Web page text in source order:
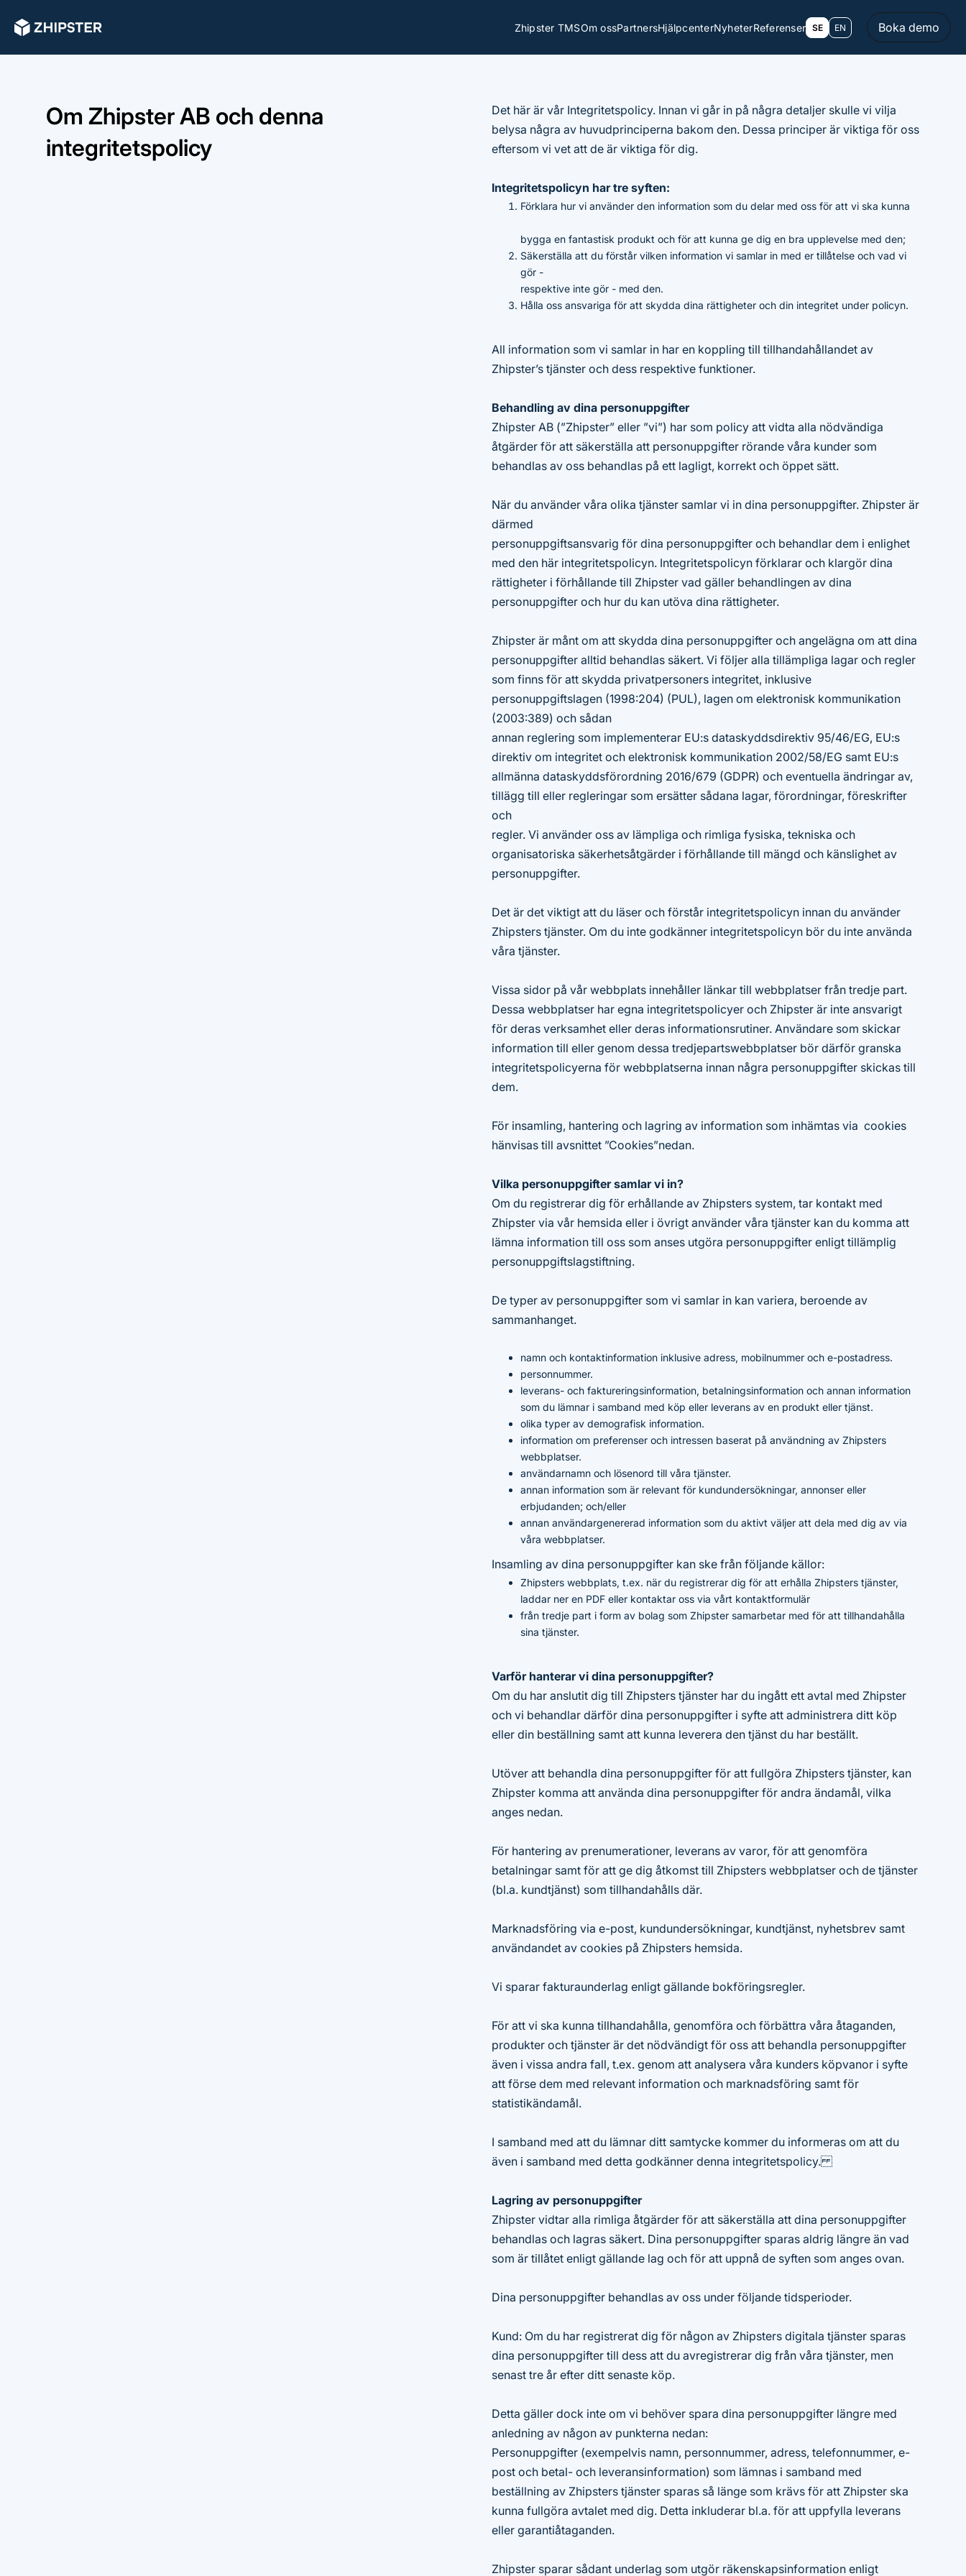
Zhipster TMSOm ossPartnersHjälpcenterNyheterReferenser SE EN Boka demo
Om Zhipster AB och denna
integritetspolicy
Det här är vår Integritetspolicy. Innan vi går in på några detaljer skulle vi vilja
belysa några av huvudprinciperna bakom den. Dessa principer är viktiga för oss
eftersom vi vet att de är viktiga för dig.
Integritetspolicyn har tre syften:
Förklara hur vi använder den information som du delar med oss för att vi ska kunna
bygga en fantastisk produkt och för att kunna ge dig en bra upplevelse med den;
Säkerställa att du förstår vilken information vi samlar in med er tillåtelse och vad vi
gör -
respektive inte gör - med den.
Hålla oss ansvariga för att skydda dina rättigheter och din integritet under policyn.
All information som vi samlar in har en koppling till tillhandahållandet av
Zhipster’s tjänster och dess respektive funktioner.
Behandling av dina personuppgifter
Zhipster AB (”Zhipster” eller ”vi”) har som policy att vidta alla nödvändiga
åtgärder för att säkerställa att personuppgifter rörande våra kunder som
behandlas av oss behandlas på ett lagligt, korrekt och öppet sätt.
När du använder våra olika tjänster samlar vi in dina personuppgifter. Zhipster är
därmed
personuppgiftsansvarig för dina personuppgifter och behandlar dem i enlighet
med den här integritetspolicyn. Integritetspolicyn förklarar och klargör dina
rättigheter i förhållande till Zhipster vad gäller behandlingen av dina
personuppgifter och hur du kan utöva dina rättigheter.
Zhipster är månt om att skydda dina personuppgifter och angelägna om att dina
personuppgifter alltid behandlas säkert. Vi följer alla tillämpliga lagar och regler
som finns för att skydda privatpersoners integritet, inklusive
personuppgiftslagen (1998:204) (PUL), lagen om elektronisk kommunikation
(2003:389) och sådan
annan reglering som implementerar EU:s dataskyddsdirektiv 95/46/EG, EU:s
direktiv om integritet och elektronisk kommunikation 2002/58/EG samt EU:s
allmänna dataskyddsförordning 2016/679 (GDPR) och eventuella ändringar av,
tillägg till eller regleringar som ersätter sådana lagar, förordningar, föreskrifter
och
regler. Vi använder oss av lämpliga och rimliga fysiska, tekniska och
organisatoriska säkerhetsåtgärder i förhållande till mängd och känslighet av
personuppgifter.
Det är det viktigt att du läser och förstår integritetspolicyn innan du använder
Zhipsters tjänster. Om du inte godkänner integritetspolicyn bör du inte använda
våra tjänster.
Vissa sidor på vår webbplats innehåller länkar till webbplatser från tredje part.
Dessa webbplatser har egna integritetspolicyer och Zhipster är inte ansvarigt
för deras verksamhet eller deras informationsrutiner. Användare som skickar
information till eller genom dessa tredjepartswebbplatser bör därför granska
integritetspolicyerna för webbplatserna innan några personuppgifter skickas till
dem.
För insamling, hantering och lagring av information som inhämtas via cookies
hänvisas till avsnittet ”Cookies”nedan.
Vilka personuppgifter samlar vi in?
Om du registrerar dig för erhållande av Zhipsters system, tar kontakt med
Zhipster via vår hemsida eller i övrigt använder våra tjänster kan du komma att
lämna information till oss som anses utgöra personuppgifter enligt tillämplig
personuppgiftslagstiftning.
De typer av personuppgifter som vi samlar in kan variera, beroende av
sammanhanget.
namn och kontaktinformation inklusive adress, mobilnummer och e-postadress.
personnummer.
leverans- och faktureringsinformation, betalningsinformation och annan information
som du lämnar i samband med köp eller leverans av en produkt eller tjänst.
olika typer av demografisk information.
information om preferenser och intressen baserat på användning av Zhipsters
webbplatser.
användarnamn och lösenord till våra tjänster.
annan information som är relevant för kundundersökningar, annonser eller
erbjudanden; och/eller
annan användargenererad information som du aktivt väljer att dela med dig av via
våra webbplatser.
Insamling av dina personuppgifter kan ske från följande källor:
Zhipsters webbplats, t.ex. när du registrerar dig för att erhålla Zhipsters tjänster,
laddar ner en PDF eller kontaktar oss via vårt kontaktformulär
från tredje part i form av bolag som Zhipster samarbetar med för att tillhandahålla
sina tjänster.
Varför hanterar vi dina personuppgifter?
Om du har anslutit dig till Zhipsters tjänster har du ingått ett avtal med Zhipster
och vi behandlar därför dina personuppgifter i syfte att administrera ditt köp
eller din beställning samt att kunna leverera den tjänst du har beställt.
Utöver att behandla dina personuppgifter för att fullgöra Zhipsters tjänster, kan
Zhipster komma att använda dina personuppgifter för andra ändamål, vilka
anges nedan.
För hantering av prenumerationer, leverans av varor, för att genomföra
betalningar samt för att ge dig åtkomst till Zhipsters webbplatser och de tjänster
(bl.a. kundtjänst) som tillhandahålls där.
Marknadsföring via e-post, kundundersökningar, kundtjänst, nyhetsbrev samt
användandet av cookies på Zhipsters hemsida.
Vi sparar fakturaunderlag enligt gällande bokföringsregler.
För att vi ska kunna tillhandahålla, genomföra och förbättra våra åtaganden,
produkter och tjänster är det nödvändigt för oss att behandla personuppgifter
även i vissa andra fall, t.ex. genom att analysera våra kunders köpvanor i syfte
att förse dem med relevant information och marknadsföring samt för
statistikändamål.
I samband med att du lämnar ditt samtycke kommer du informeras om att du
även i samband med detta godkänner denna integritetspolicy.
Lagring av personuppgifter
Zhipster vidtar alla rimliga åtgärder för att säkerställa att dina personuppgifter
behandlas och lagras säkert. Dina personuppgifter sparas aldrig längre än vad
som är tillåtet enligt gällande lag och för att uppnå de syften som anges ovan.
Dina personuppgifter behandlas av oss under följande tidsperioder.
Kund: Om du har registrerat dig för någon av Zhipsters digitala tjänster sparas
dina personuppgifter till dess att du avregistrerar dig från våra tjänster, men
senast tre år efter ditt senaste köp.
Detta gäller dock inte om vi behöver spara dina personuppgifter längre med
anledning av någon av punkterna nedan:
Personuppgifter (exempelvis namn, personnummer, adress, telefonnummer, e-
post och betal- och leveransinformation) som lämnas i samband med
beställning av Zhipsters tjänster sparas så länge som krävs för att Zhipster ska
kunna fullgöra avtalet med dig. Detta inkluderar bl.a. för att uppfylla leverans
eller garantiåtaganden.
Zhipster sparar sådant underlag som utgör räkenskapsinformation enligt